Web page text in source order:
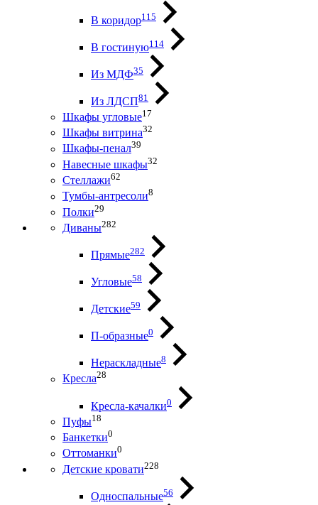
В коридор115
В гостиную114
Из МДФ35
Из ЛДСП81
Шкафы угловые17
Шкафы витрина32
Шкафы-пенал39
Навесные шкафы32
Стеллажи62
Тумбы-антресоли8
Полки29
Диваны282
Прямые282
Угловые58
Детские59
П-образные0
Нераскладные8
Кресла28
Кресла-качалки0
Пуфы18
Банкетки0
Оттоманки0
Детские кровати228
Односпальные56